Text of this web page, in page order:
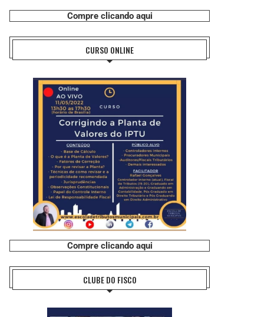
Compre clicando aqui
CURSO ONLINE
Compre clicando aqui
CLUBE DO FISCO